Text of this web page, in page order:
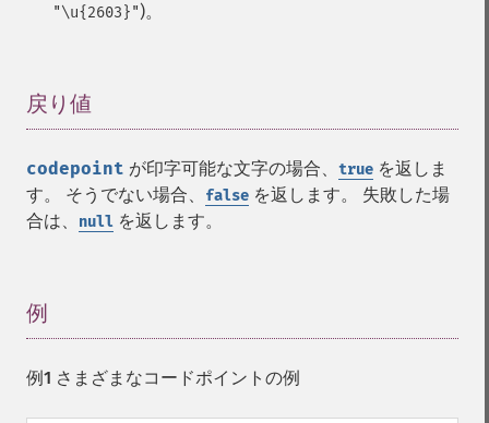
"\u{2603}")。
戻り値
codepoint が印字可能な文字の場合、 true を返しま
す。 そうでない場合、
false を返します。 失敗した場
合は、
null を返します。
例
例1 さまざまなコードポイントの例